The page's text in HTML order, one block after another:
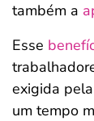
também a
Esse
exigida
um tempo